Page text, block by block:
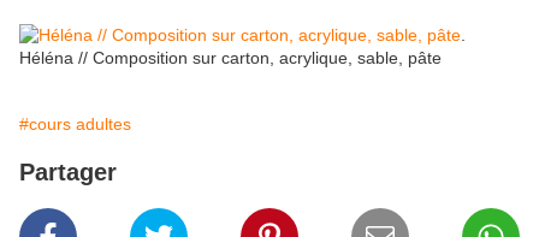
Héléna // Composition sur carton, acrylique, sable, pâte
#cours adultes
Partager